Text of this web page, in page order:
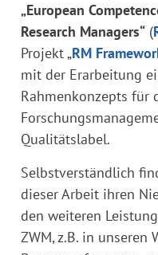
„European
Research Managers“ (
Projekt „RM
mit der Erarbeitung
Rahmenkonzepts für
Qualitätslabel.
Selbstverständlich
dieser Arbeit ihren
den weiteren
ZWM, z.B. in unseren